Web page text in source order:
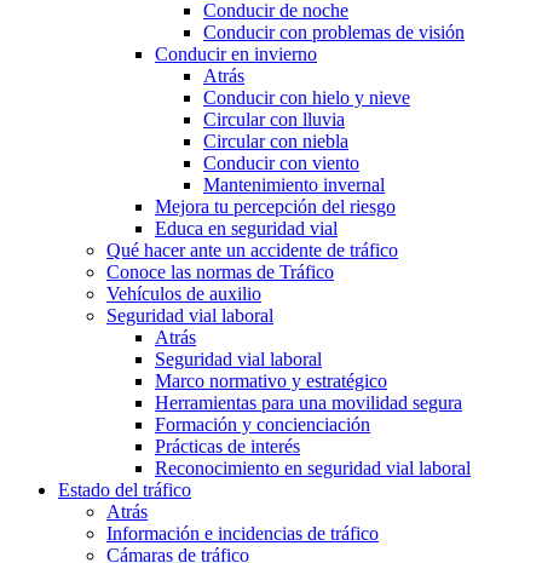
Conducir de noche
Conducir con problemas de visión
Conducir en invierno
Atrás
Conducir con hielo y nieve
Circular con lluvia
Circular con niebla
Conducir con viento
Mantenimiento invernal
Mejora tu percepción del riesgo
Educa en seguridad vial
Qué hacer ante un accidente de tráfico
Conoce las normas de Tráfico
Vehículos de auxilio
Seguridad vial laboral
Atrás
Seguridad vial laboral
Marco normativo y estratégico
Herramientas para una movilidad segura
Formación y concienciación
Prácticas de interés
Reconocimiento en seguridad vial laboral
Estado del tráfico
Atrás
Información e incidencias de tráfico
Cámaras de tráfico